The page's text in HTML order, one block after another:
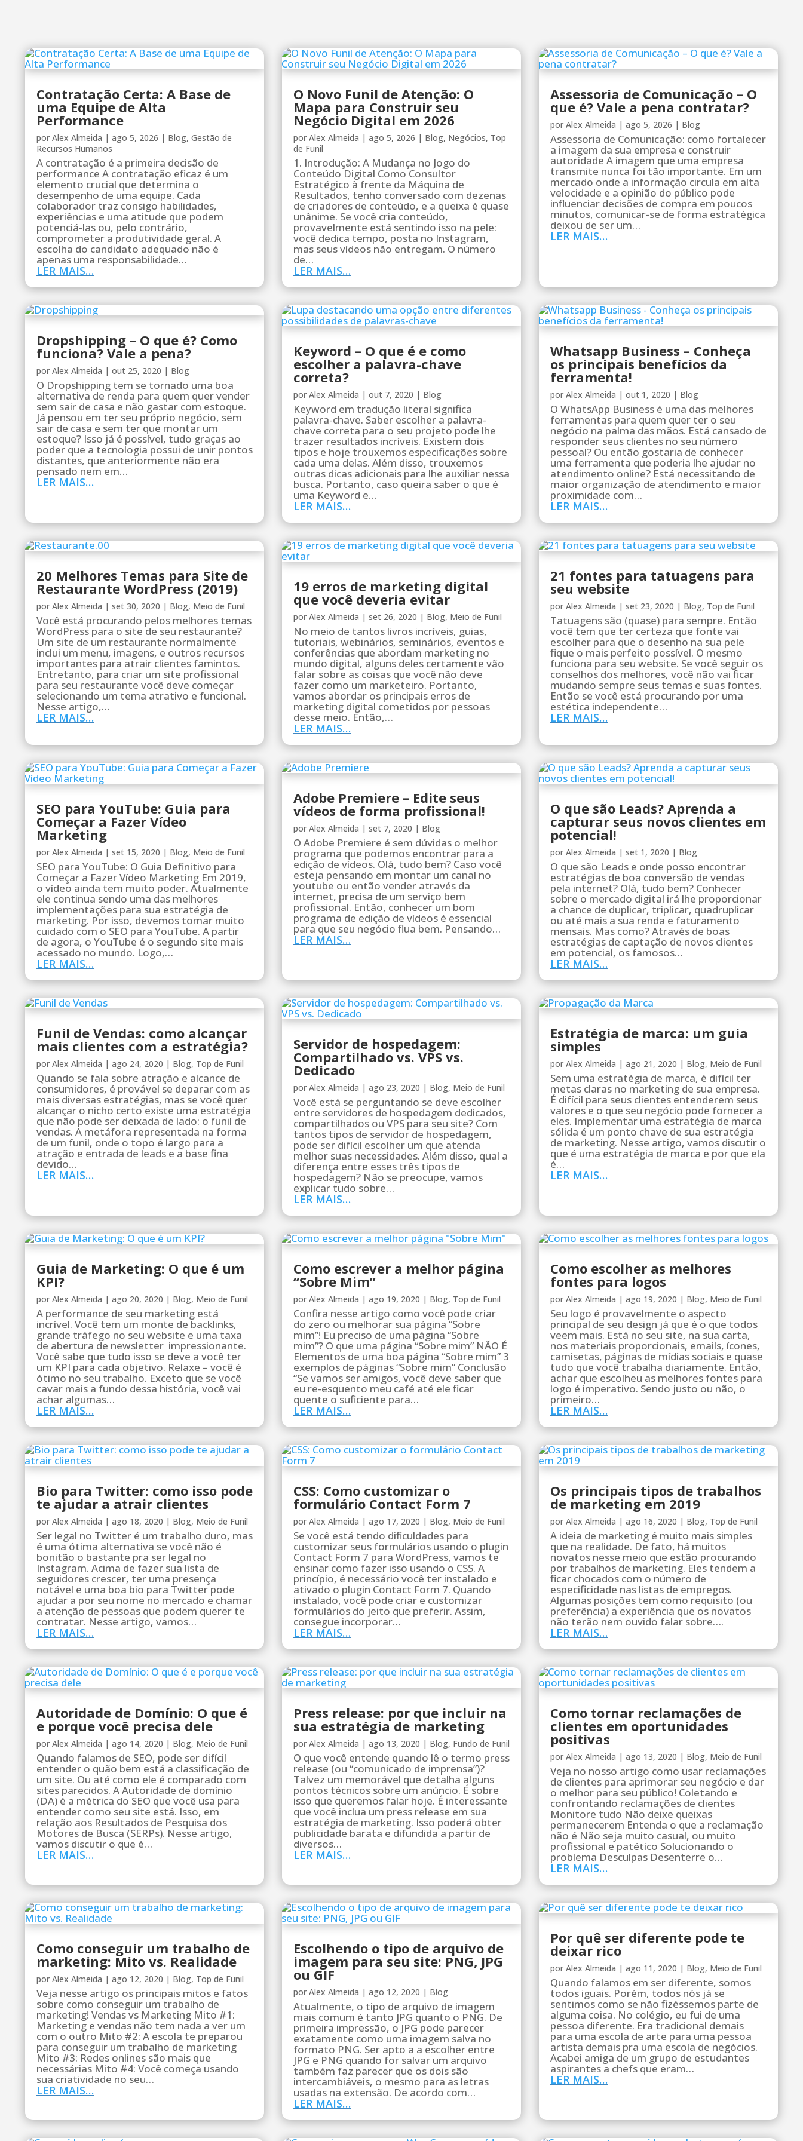
Contratação Certa: A Base de
uma Equipe de Alta
Performance
por Alex Almeida | ago 5, 2026 | Blog, Gestão de
Recursos Humanos
A contratação é a primeira decisão de
performance A contratação eficaz é um
elemento crucial que determina o
desempenho de uma equipe. Cada
colaborador traz consigo habilidades,
experiências e uma atitude que podem
potenciá-las ou, pelo contrário,
comprometer a produtividade geral. A
escolha do candidato adequado não é
apenas uma responsabilidade…
LER MAIS…
O Novo Funil de Atenção: O
Mapa para Construir seu
Negócio Digital em 2026
por Alex Almeida | ago 5, 2026 | Blog, Negócios, Top
de Funil
1. Introdução: A Mudança no Jogo do
Conteúdo Digital Como Consultor
Estratégico à frente da Máquina de
Resultados, tenho conversado com dezenas
de criadores de conteúdo, e a queixa é quase
unânime. Se você cria conteúdo,
provavelmente está sentindo isso na pele:
você dedica tempo, posta no Instagram,
mas seus vídeos não entregam. O número
de…
LER MAIS…
Assessoria de Comunicação – O
que é? Vale a pena contratar?
por Alex Almeida | ago 5, 2026 | Blog
Assessoria de Comunicação: como fortalecer
a imagem da sua empresa e construir
autoridade A imagem que uma empresa
transmite nunca foi tão importante. Em um
mercado onde a informação circula em alta
velocidade e a opinião do público pode
influenciar decisões de compra em poucos
minutos, comunicar-se de forma estratégica
deixou de ser um…
LER MAIS…
Dropshipping – O que é? Como
funciona? Vale a pena?
por Alex Almeida | out 25, 2020 | Blog
O Dropshipping tem se tornado uma boa
alternativa de renda para quem quer vender
sem sair de casa e não gastar com estoque.
Já pensou em ter seu próprio negócio, sem
sair de casa e sem ter que montar um
estoque? Isso já é possível, tudo graças ao
poder que a tecnologia possui de unir pontos
distantes, que anteriormente não era
pensado nem em…
LER MAIS…
Keyword – O que é e como
escolher a palavra-chave
correta?
por Alex Almeida | out 7, 2020 | Blog
Keyword em tradução literal significa
palavra-chave. Saber escolher a palavra-
chave correta para o seu projeto pode lhe
trazer resultados incríveis. Existem dois
tipos e hoje trouxemos especificações sobre
cada uma delas. Além disso, trouxemos
outras dicas adicionais para lhe auxiliar nessa
busca. Portanto, caso queira saber o que é
uma Keyword e…
LER MAIS…
Whatsapp Business – Conheça
os principais benefícios da
ferramenta!
por Alex Almeida | out 1, 2020 | Blog
O WhatsApp Business é uma das melhores
ferramentas para quem quer ter o seu
negócio na palma das mãos. Está cansado de
responder seus clientes no seu número
pessoal? Ou então gostaria de conhecer
uma ferramenta que poderia lhe ajudar no
atendimento online? Está necessitando de
maior organização de atendimento e maior
proximidade com…
LER MAIS…
20 Melhores Temas para Site de
Restaurante WordPress (2019)
por Alex Almeida | set 30, 2020 | Blog, Meio de Funil
Você está procurando pelos melhores temas
WordPress para o site de seu restaurante?
Um site de um restaurante normalmente
inclui um menu, imagens, e outros recursos
importantes para atrair clientes famintos.
Entretanto, para criar um site profissional
para seu restaurante você deve começar
selecionando um tema atrativo e funcional.
Nesse artigo,…
LER MAIS…
19 erros de marketing digital
que você deveria evitar
por Alex Almeida | set 26, 2020 | Blog, Meio de Funil
No meio de tantos livros incríveis, guias,
tutoriais, webinários, seminários, eventos e
conferências que abordam marketing no
mundo digital, alguns deles certamente vão
falar sobre as coisas que você não deve
fazer como um marketeiro. Portanto,
vamos abordar os principais erros de
marketing digital cometidos por pessoas
desse meio. Então,…
LER MAIS…
21 fontes para tatuagens para
seu website
por Alex Almeida | set 23, 2020 | Blog, Top de Funil
Tatuagens são (quase) para sempre. Então
você tem que ter certeza que fonte vai
escolher para que o desenho na sua pele
fique o mais perfeito possível. O mesmo
funciona para seu website. Se você seguir os
conselhos dos melhores, você não vai ficar
mudando sempre seus temas e suas fontes.
Então se você está procurando por uma
estética independente…
LER MAIS…
SEO para YouTube: Guia para
Começar a Fazer Vídeo
Marketing
por Alex Almeida | set 15, 2020 | Blog, Meio de Funil
SEO para YouTube: O Guia Definitivo para
Começar a Fazer Vídeo Marketing Em 2019,
o vídeo ainda tem muito poder. Atualmente
ele continua sendo uma das melhores
implementações para sua estratégia de
marketing. Por isso, devemos tomar muito
cuidado com o SEO para YouTube. A partir
de agora, o YouTube é o segundo site mais
acessado no mundo. Logo,…
LER MAIS…
Adobe Premiere – Edite seus
vídeos de forma profissional!
por Alex Almeida | set 7, 2020 | Blog
O Adobe Premiere é sem dúvidas o melhor
programa que podemos encontrar para a
edição de vídeos. Olá, tudo bem? Caso você
esteja pensando em montar um canal no
youtube ou então vender através da
internet, precisa de um serviço bem
profissional. Então, conhecer um bom
programa de edição de vídeos é essencial
para que seu negócio flua bem. Pensando…
LER MAIS…
O que são Leads? Aprenda a
capturar seus novos clientes em
potencial!
por Alex Almeida | set 1, 2020 | Blog
O que são Leads e onde posso encontrar
estratégias de boa conversão de vendas
pela internet? Olá, tudo bem? Conhecer
sobre o mercado digital irá lhe proporcionar
a chance de duplicar, triplicar, quadruplicar
ou até mais a sua renda e faturamento
mensais. Mas como? Através de boas
estratégias de captação de novos clientes
em potencial, os famosos…
LER MAIS…
Funil de Vendas: como alcançar
mais clientes com a estratégia?
por Alex Almeida | ago 24, 2020 | Blog, Top de Funil
Quando se fala sobre atração e alcance de
consumidores, é provável se deparar com as
mais diversas estratégias, mas se você quer
alcançar o nicho certo existe uma estratégia
que não pode ser deixada de lado: o funil de
vendas. A metáfora representada na forma
de um funil, onde o topo é largo para a
atração e entrada de leads e a base fina
devido…
LER MAIS…
Servidor de hospedagem:
Compartilhado vs. VPS vs.
Dedicado
por Alex Almeida | ago 23, 2020 | Blog, Meio de Funil
Você está se perguntando se deve escolher
entre servidores de hospedagem dedicados,
compartilhados ou VPS para seu site? Com
tantos tipos de servidor de hospedagem,
pode ser difícil escolher um que atenda
melhor suas necessidades. Além disso, qual a
diferença entre esses três tipos de
hospedagem? Não se preocupe, vamos
explicar tudo sobre…
LER MAIS…
Estratégia de marca: um guia
simples
por Alex Almeida | ago 21, 2020 | Blog, Meio de Funil
Sem uma estratégia de marca, é difícil ter
metas claras no marketing de sua empresa.
É difícil para seus clientes entenderem seus
valores e o que seu negócio pode fornecer a
eles. Implementar uma estratégia de marca
sólida é um ponto chave de sua estratégia
de marketing. Nesse artigo, vamos discutir o
que é uma estratégia de marca e por que ela
é…
LER MAIS…
Guia de Marketing: O que é um
KPI?
por Alex Almeida | ago 20, 2020 | Blog, Meio de Funil
A performance de seu marketing está
incrível. Você tem um monte de backlinks,
grande tráfego no seu website e uma taxa
de abertura de newsletter impressionante.
Você sabe que tudo isso se deve a você ter
um KPI para cada objetivo. Relaxe – você é
ótimo no seu trabalho. Exceto que se você
cavar mais a fundo dessa história, você vai
achar algumas…
LER MAIS…
Como escrever a melhor página
“Sobre Mim”
por Alex Almeida | ago 19, 2020 | Blog, Top de Funil
Confira nesse artigo como você pode criar
do zero ou melhorar sua página “Sobre
mim”! Eu preciso de uma página “Sobre
mim”? O que uma página “Sobre mim” NÃO É
Elementos de uma boa página “Sobre mim” 3
exemplos de páginas “Sobre mim” Conclusão
“Se vamos ser amigos, você deve saber que
eu re-esquento meu café até ele ficar
quente o suficiente para…
LER MAIS…
Como escolher as melhores
fontes para logos
por Alex Almeida | ago 19, 2020 | Blog, Meio de Funil
Seu logo é provavelmente o aspecto
principal de seu design já que é o que todos
veem mais. Está no seu site, na sua carta,
nos materiais proporcionais, emails, ícones,
camisetas, páginas de mídias sociais e quase
tudo que você trabalha diariamente. Então,
achar que escolheu as melhores fontes para
logo é imperativo. Sendo justo ou não, o
primeiro…
LER MAIS…
Bio para Twitter: como isso pode
te ajudar a atrair clientes
por Alex Almeida | ago 18, 2020 | Blog, Meio de Funil
Ser legal no Twitter é um trabalho duro, mas
é uma ótima alternativa se você não é
bonitão o bastante pra ser legal no
Instagram. Acima de fazer sua lista de
seguidores crescer, ter uma presença
notável e uma boa bio para Twitter pode
ajudar a por seu nome no mercado e chamar
a atenção de pessoas que podem querer te
contratar. Nesse artigo, vamos…
LER MAIS…
CSS: Como customizar o
formulário Contact Form 7
por Alex Almeida | ago 17, 2020 | Blog, Meio de Funil
Se você está tendo dificuldades para
customizar seus formulários usando o plugin
Contact Form 7 para WordPress, vamos te
ensinar como fazer isso usando o CSS. A
princípio, é necessário você ter instalado e
ativado o plugin Contact Form 7. Quando
instalado, você pode criar e customizar
formulários do jeito que preferir. Assim,
consegue incorporar…
LER MAIS…
Os principais tipos de trabalhos
de marketing em 2019
por Alex Almeida | ago 16, 2020 | Blog, Top de Funil
A ideia de marketing é muito mais simples
que na realidade. De fato, há muitos
novatos nesse meio que estão procurando
por trabalhos de marketing. Eles tendem a
ficar chocados com o número de
especificidade nas listas de empregos.
Algumas posições tem como requisito (ou
preferência) a experiência que os novatos
não terão nem ouvido falar sobre….
LER MAIS…
Autoridade de Domínio: O que é
e porque você precisa dele
por Alex Almeida | ago 14, 2020 | Blog, Meio de Funil
Quando falamos de SEO, pode ser difícil
entender o quão bem está a classificação de
um site. Ou até como ele é comparado com
sites parecidos. A Autoridade de domínio
(DA) é a métrica do SEO que você usa para
entender como seu site está. Isso, em
relação aos Resultados de Pesquisa dos
Motores de Busca (SERPs). Nesse artigo,
vamos discutir o que é…
LER MAIS…
Press release: por que incluir na
sua estratégia de marketing
por Alex Almeida | ago 13, 2020 | Blog, Fundo de Funil
O que você entende quando lê o termo press
release (ou “comunicado de imprensa”)?
Talvez um memorável que detalha alguns
pontos técnicos sobre um anúncio. É sobre
isso que queremos falar hoje. É interessante
que você inclua um press release em sua
estratégia de marketing. Isso poderá obter
publicidade barata e difundida a partir de
diversos…
LER MAIS…
Como tornar reclamações de
clientes em oportunidades
positivas
por Alex Almeida | ago 13, 2020 | Blog, Meio de Funil
Veja no nosso artigo como usar reclamações
de clientes para aprimorar seu negócio e dar
o melhor para seu público! Coletando e
confrontando reclamações de clientes
Monitore tudo Não deixe queixas
permanecerem Entenda o que a reclamação
não é Não seja muito casual, ou muito
profissional e patético Solucionando o
problema Desculpas Desenterre o…
LER MAIS…
Como conseguir um trabalho de
marketing: Mito vs. Realidade
por Alex Almeida | ago 12, 2020 | Blog, Top de Funil
Veja nesse artigo os principais mitos e fatos
sobre como conseguir um trabalho de
marketing! Vendas vs Marketing Mito #1:
Marketing e vendas não tem nada a ver um
com o outro Mito #2: A escola te preparou
para conseguir um trabalho de marketing
Mito #3: Redes onlines são mais que
necessárias Mito #4: Você começa usando
sua criatividade no seu…
LER MAIS…
Escolhendo o tipo de arquivo de
imagem para seu site: PNG, JPG
ou GIF
por Alex Almeida | ago 12, 2020 | Blog
Atualmente, o tipo de arquivo de imagem
mais comum é tanto JPG quanto o PNG. De
primeira impressão, o JPG pode parecer
exatamente como uma imagem salva no
formato PNG. Ser apto a a escolher entre
JPG e PNG quando for salvar um arquivo
também faz parecer que os dois são
intercambiáveis, o mesmo para as letras
usadas na extensão. De acordo com…
LER MAIS…
Por quê ser diferente pode te
deixar rico
por Alex Almeida | ago 11, 2020 | Blog, Meio de Funil
Quando falamos em ser diferente, somos
todos iguais. Porém, todos nós já se
sentimos como se não fizéssemos parte de
alguma coisa. No colégio, eu fui de uma
pessoa diferente. Era tradicional demais
para uma escola de arte para uma pessoa
artista demais pra uma escola de negócios.
Acabei amiga de um grupo de estudantes
aspirantes a chefs que eram…
LER MAIS…